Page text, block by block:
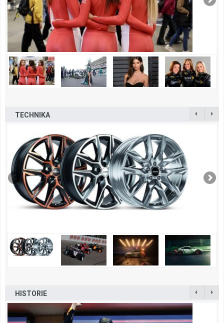
TECHNIKA
HISTORIE